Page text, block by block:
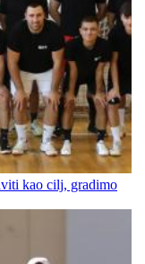
kao cilj, gradimo